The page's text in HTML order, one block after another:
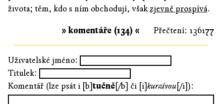
života; těm, kdo s ním obchodují, všakzjevně prospívá.
Přečtení: 136177
» komentáře (134) «
Uživatelské jméno:
Titulek:
Komentář (lze psát i [b]tučně[/b] či [i]kurzívou[/i]):